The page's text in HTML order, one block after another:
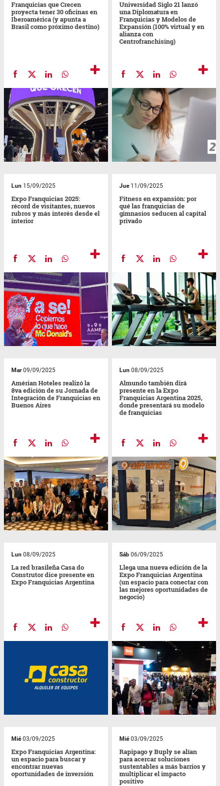
Franquicias que Crecen
proyecta tener 30 oficinas en
Iberoamérica (y apunta a
Brasil como próximo destino)
Universidad Siglo 21 lanzó
una Diplomatura en
Franquicias y Modelos de
Expansión (100% virtual y en
alianza con
Centrofranchising)
Lun 15/09/2025
Expo Franquicias 2025:
récord de visitantes, nuevos
rubros y más interés desde el
interior
Jue11/09/2025
Fitness en expansión: por
qué las franquicias de
gimnasios seducen al capital
privado
Mar09/09/2025
Amérian Hoteles realizó la
8va edición de su Jornada de
Integración de Franquicias en
Buenos Aires
Lun 08/09/2025
Almundo también dirá
presente en la Expo
Franquicias Argentina 2025,
donde presentará su modelo
de franquicias
Lun 08/09/2025
La red brasileña Casa do
Construtor dice presente en
Expo Franquicias Argentina
Sáb 06/09/2025
Llega una nueva edición de la
Expo Franquicias Argentina
(un espacio para conectar con
las mejores oportunidades de
negocio)
Mié03/09/2025
Expo Franquicias Argentina:
un espacio para buscar y
encontrar nuevas
oportunidades de inversión
Mié03/09/2025
Rapipago y Buply se alían
para acercar soluciones
sustentables a más barrios y
multiplicar el impacto
positivo